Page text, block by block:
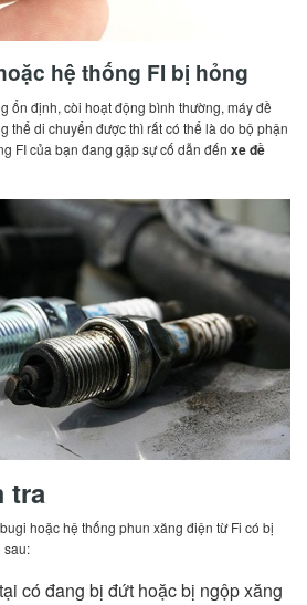
hệ thống FI bị hỏng
ổn định, còi hoạt động bình thường, máy đề
thể di chuyển được thì rất có thể là do bộ phận
FI của bạn đang gặp sự cố dẫn đến xe đề
tra
hoặc hệ thống phun xăng điện từ Fi có bị
sau:
có đang bị đứt hoặc bị ngộp xăng